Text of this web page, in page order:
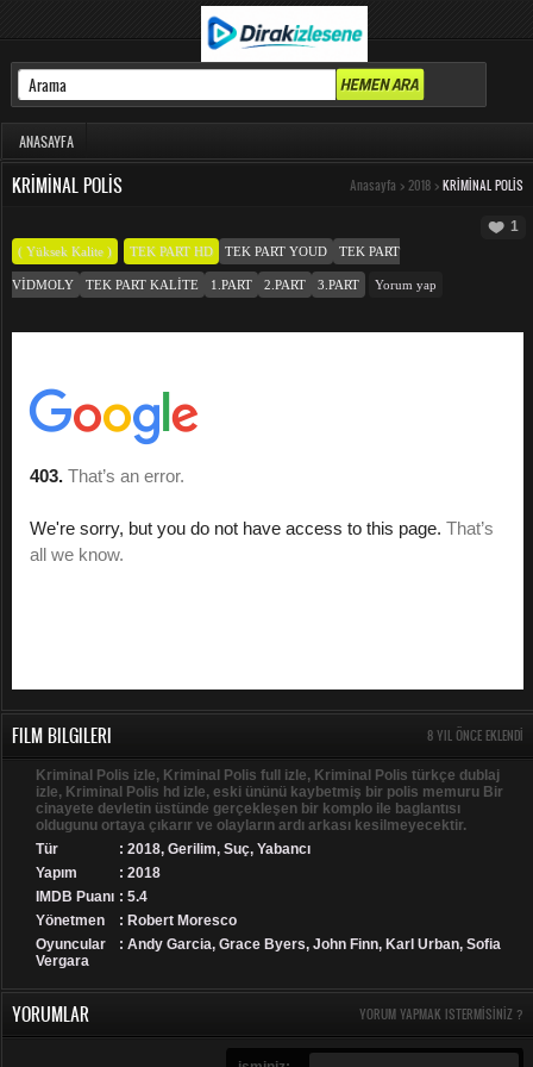
ANASAYFA
KRIMINAL POLIS Anasayfa > 2018 > KRIMINAL POLIS
1
( Yüksek Kalite ) TEK PART HD TEK PART YOUD TEK PART
VIDMOLY TEK PART KALITE 1.PART 2.PART 3.PART Yorum yap
FILM BILGILERI 8 YIL ÖNCE EKLENDI
Kriminal Polis izle, Kriminal Polis full izle, Kriminal Polis türkçe dublaj
izle, Kriminal Polis hd izle, eski ününü kaybetmiş bir polis memuru Bir
cinayete devletin üstünde gerçekleşen bir komplo ile baglantısı
oldugunu ortaya çıkarır ve olayların ardı arkası kesilmeyecektir.
Tür
: 2018, Gerilim, Suç, Yabancı
Yapım
: 2018
IMDB Puanı : 5.4
Yönetmen
: Robert Moresco
Oyuncular
: Andy Garcia, Grace Byers, John Finn, Karl Urban, Sofia
Vergara
YORUMLAR YORUM YAPMAK ISTERMISINIZ ?